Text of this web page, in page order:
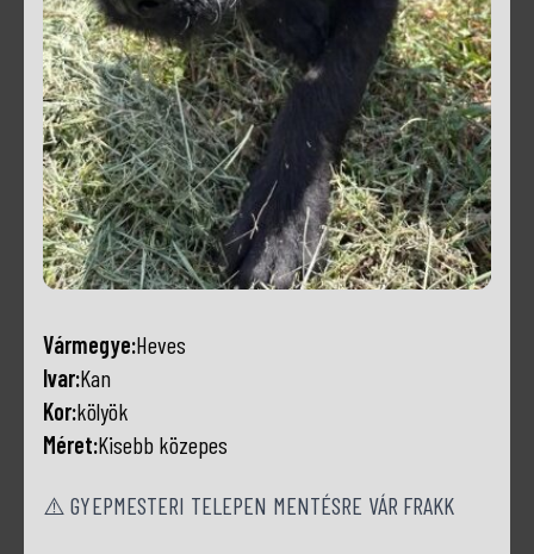
Vármegye:Heves
Ivar:Kan
Kor:kölyök
Méret:Kisebb közepes
⚠️ GYEPMESTERI TELEPEN MENTÉSRE VÁR FRAKK